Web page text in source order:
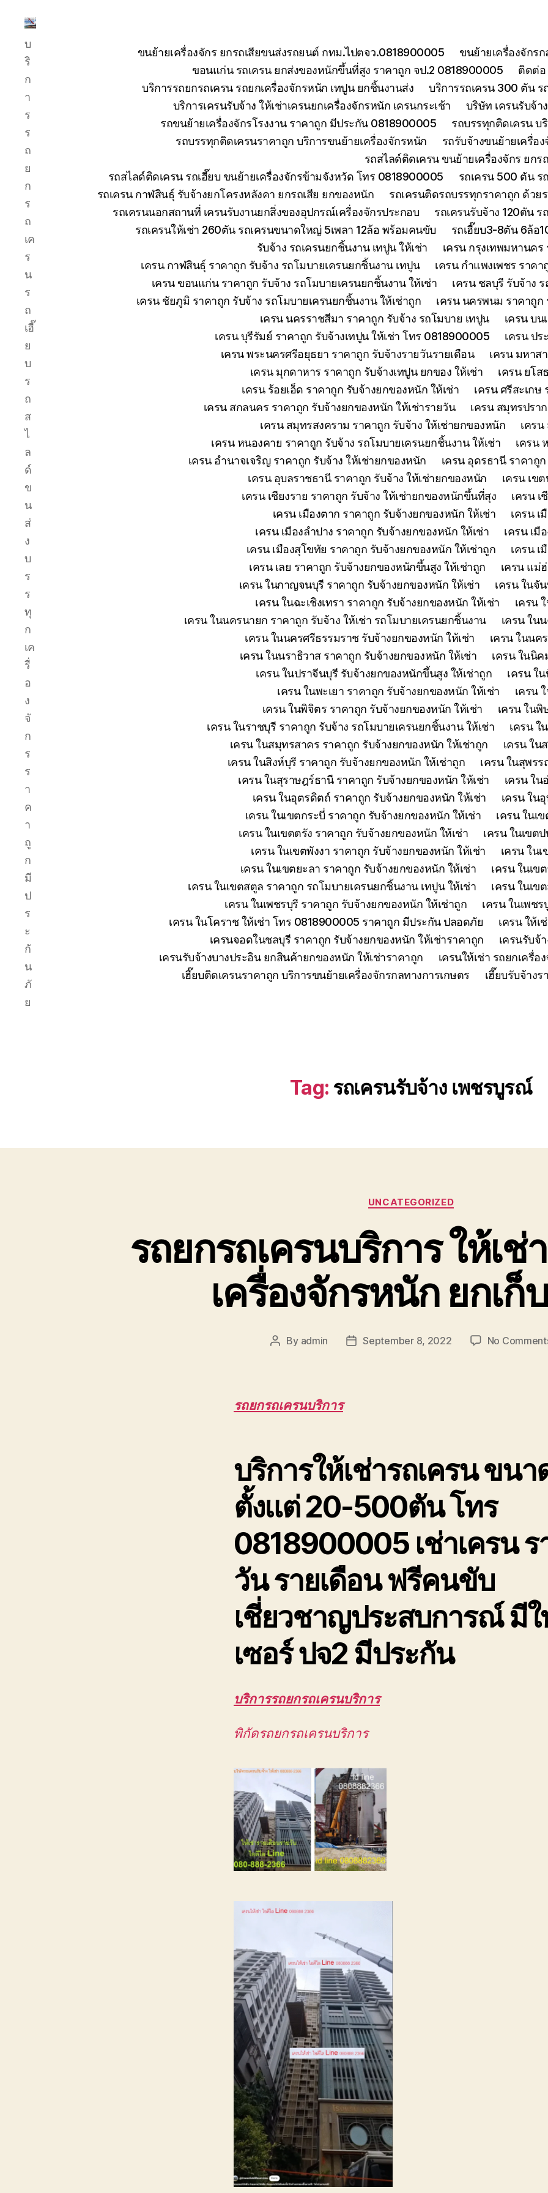
รถ
ยก
รถ
รถ
เฮี๊ยบ
รถ
ขนส่ง
เครื่องจักร
โทร
บ
ริ
ก
า
ร
ร
ถ
ย
ก
ร
ถ
เค
ร
น
ร
ถ
เฮี๊
ย
บ
ร
ถ
ส
ไ
ล
ด์
ข
น
ส่
ง
บ
ร
ร
ทุ
ก
เค
รื่
อ
ง
จั
ก
ร
ร
า
ค
า
ถู
ก
มี
ป
ร
ะ
กั
น
ภั
ย
ขนย้ายเครื่องจักร ยกรถเสียขนส่งรถยนต์ กทม.ไปตจว.0818900005
ขนย้ายเครื่องจักร
ขอนแก่น รถเครน ยกส่งของหนักขึ้นที่สูง ราคาถูก จป.2 0818900005
ติดต่อ
บริการรถยกรถเครน รถยกเครื่องจักรหนัก เทปูน ยกชิ้นงานส่ง
บริการรถเครน 300 ตัน ร
บริการเครนรับจ้าง ให้เช่าเครนยกเครื่องจักรหนัก เครนกระเช้า
บริษัท เครนรับจ้า
รถขนย้ายเครื่องจักรโรงงาน ราคาถูก มีประกัน 0818900005
รถบรรทุกติดเครน บ
รถบรรทุกติดเครนราคาถูก บริการขนย้ายเครื่องจักรหนัก
รถรับจ้างขนย้ายเครื่อ
รถสไลด์ติดเครน ขนย้ายเครื่องจักร ยก
รถสไลด์ติดเครน รถเฮี๊ยบ ขนย้ายเครื่องจักรข้ามจังหวัด โทร 0818900005
รถเครน 500 ตัน ร
รถเครน กาฬสินธุ์ รับจ้างยกโครงหลังคา ยกรถเสีย ยกของหนัก
รถเครนติดรถบรรทุกราคาถูก ด้ว
รถเครนนอกสถานที่ เครนรับงานยกสิ่งของอุปกรณ์เครื่องจักรประกอบ
รถเครนรับจ้าง 120ตัน
รถเครนให้เช่า 260ตัน รถเครนขนาดใหญ่ 5เพลา 12ล้อ พร้อมคนขับ
รถเฮี๊ยบ3-8ตัน 6ล้อ
รับจ้าง รถเครนยกชิ้นงาน เทปูน ให้เช่า
เครน กรุงเทพมหานคร
เครน กาฬสินธุ์ ราคาถูก รับจ้าง รถโมบายเครนยกชิ้นงาน เทปูน
เครน กำแพงเพชร ราค
เครน ขอนแก่น ราคาถูก รับจ้าง รถโมบายเครนยกชิ้นงาน ให้เช่า
เครน ชลบุรี รับจ้าง
เครน ชัยภูมิ ราคาถูก รับจ้าง รถโมบายเครนยกชิ้นงาน ให้เช่าถูก
เครน นครพนม ราคาถูก
เครน นครราชสีมา ราคาถูก รับจ้าง รถโมบาย เทปูน
เครน บน
เครน บุรีรัมย์ ราคาถูก รับจ้างเทปูน ให้เช่า โทร 0818900005
เครน ปร
เครน พระนครศรีอยุธยา ราคาถูก รับจ้างรายวันรายเดือน
เครน มหาส
เครน มุกดาหาร ราคาถูก รับจ้างเทปูน ยกของ ให้เช่า
เครน ยโส
เครน ร้อยเอ็ด ราคาถูก รับจ้างยกของหนัก ให้เช่า
เครน ศรีสะเกษ
เครน สกลนคร ราคาถูก รับจ้างยกของหนัก ให้เช่ารายวัน
เครน สมุทรปรา
เครน สมุทรสงคราม ราคาถูก รับจ้าง ให้เช่ายกของหนัก
เครน
เครน หนองคาย ราคาถูก รับจ้าง รถโมบายเครนยกชิ้นงาน ให้เช่า
เครน
เครน อำนาจเจริญ ราคาถูก รับจ้าง ให้เช่ายกของหนัก
เครน อุดรธานี ราคาถู
เครน อุบลราชธานี ราคาถูก รับจ้าง ให้เช่ายกของหนัก
เครน เข
เครน เชียงราย ราคาถูก รับจ้าง ให้เช่ายกของหนักขึ้นที่สุง
เครน เ
เครน เมืองตาก ราคาถูก รับจ้างยกของหนัก ให้เช่า
เครน เ
เครน เมืองลำปาง ราคาถูก รับจ้างยกของหนัก ให้เช่า
เครน เมื
เครน เมืองสุโขทัย ราคาถูก รับจ้างยกของหนัก ให้เช่าถูก
เครน เ
เครน เลย ราคาถูก รับจ้างยกของหนักขึ้นสูง ให้เช่าถูก
เครน แม่
เครน ในกาญจนบุรี ราคาถูก รับจ้างยกของหนัก ให้เช่า
เครน ในจั
เครน ในฉะเชิงเทรา ราคาถูก รับจ้างยกของหนัก ให้เช่า
เครน
เครน ในนครนายก ราคาถูก รับจ้าง ให้เช่า รถโมบายเครนยกชิ้นงาน
เครน ใน
เครน ในนครศรีธรรมราช รับจ้างยกของหนัก ให้เช่า
เครน ในนค
เครน ในนราธิวาส ราคาถูก รับจ้างยกของหนัก ให้เช่า
เครน ในนิค
เครน ในปราจีนบุรี รับจ้างยกของหนักขึ้นสูง ให้เช่าถูก
เครน ใ
เครน ในพะเยา ราคาถูก รับจ้างยกของหนัก ให้เช่า
เครน
เครน ในพิจิตร ราคาถูก รับจ้างยกของหนัก ให้เช่า
เครน ใน
เครน ในราชบุรี ราคาถูก รับจ้าง รถโมบายเครนยกชิ้นงาน ให้เช่า
เครน ใ
เครน ในสมุทรสาคร ราคาถูก รับจ้างยกของหนัก ให้เช่าถูก
เครน ใน
เครน ในสิงห์บุรี ราคาถูก รับจ้างยกของหนัก ให้เช่าถูก
เครน ในสุพร
เครน ในสุราษฎร์ธานี ราคาถูก รับจ้างยกของหนัก ให้เช่า
เครน ใน
เครน ในอุตรดิตถ์ ราคาถูก รับจ้างยกของหนัก ให้เช่า
เครน ใน
เครน ในเขตกระบี่ ราคาถูก รับจ้างยกของหนัก ให้เช่า
เครน ในเ
เครน ในเขตตรัง ราคาถูก รับจ้างยกของหนัก ให้เช่า
เครน ในเขต
เครน ในเขตพังงา ราคาถูก รับจ้างยกของหนัก ให้เช่า
เครน ใน
เครน ในเขตยะลา ราคาถูก รับจ้างยกของหนัก ให้เช่า
เครน ในเข
เครน ในเขตสตูล ราคาถูก รถโมบายเครนยกชิ้นงาน เทปูน ให้เช่า
เครน ในเข
เครน ในเพชรบุรี ราคาถูก รับจ้างยกของหนัก ให้เช่าถูก
เครน ในเพช
เครน ในโคราช ให้เช่า โทร 0818900005 ราคาถูก มีประกัน ปลอดภัย
เครน ให้เ
เครนจอดในชลบุรี ราคาถูก รับจ้างยกของหนัก ให้เช่าราคาถูก
เครนรับจ้
เครนรับจ้างบางประอิน ยกสินค้ายกของหนัก ให้เช่าราคาถูก
เครนให้เช่า รถยกเครื่
เฮี๊ยบติดเครนราคาถูก บริการขนย้ายเครื่องจักรกลทางการเกษตร
เฮี๊ยบรับจ้าง
Tag: รถเครนรับจ้าง เพชรบูรณ์
Categories
UNCATEGORIZED
รถยกรถเครนบริการ ให้เช่
เครื่องจักรหนัก ยกเก็
Post
By admin
PostSeptember 8, 2022 No
รถยกรถเครนบริการ
บริการให้เช่ารถเครน ขนา
ตั้งแต่ 20-500ตัน โทร
0818900005 เช่าเครน ร
วัน รายเดือน ฟรีคนขับ
เชี่ยวชาญประสบการณ์ มีใ
เซอร์ ปจ2 มีประกัน
บริการรถยกรถเครนบริการ
พิกัดรถยกรถเครนบริการ